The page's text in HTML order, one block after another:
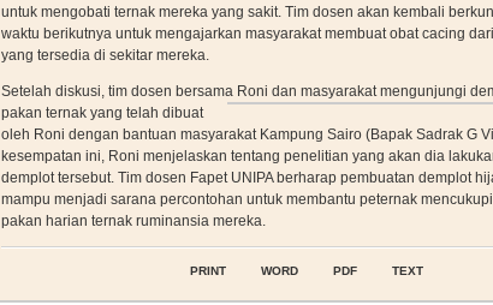
untuk mengobati ternak mereka yang sakit. Tim dosen akan kembali
waktu berikutnya untuk mengajarkan masyarakat membuat obat cacing
yang tersedia di sekitar mereka.
Setelah diskusi, tim dosen bersama Roni dan masyarakat mengunjungi
pakan ternak yang telah dibuat
oleh Roni dengan bantuan masyarakat Kampung Sairo (Bapak Sadrak G
kesempatan ini, Roni menjelaskan tentang penelitian yang akan dia
demplot tersebut. Tim dosen Fapet UNIPA berharap pembuatan demplot
mampu menjadi sarana percontohan untuk membantu peternak
pakan harian ternak ruminansia mereka.
PRINT WORD PDF TEXT